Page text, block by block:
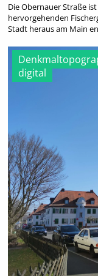
Die Obernauer Straße
hervorgehenden
Stadt heraus am Main
digital